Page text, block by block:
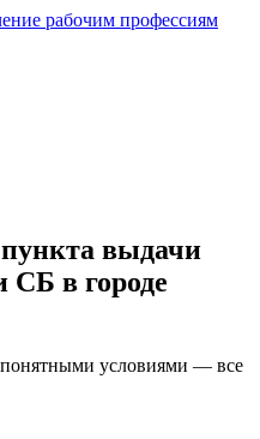
рабочим профессиям
выдачи
СБ в городе
условиями — все